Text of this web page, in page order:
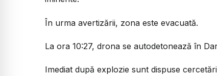
În urma avertizării, zona este evacuată.
La ora 10:27, drona se autodetonează în
Imediat după explozie sunt dispuse